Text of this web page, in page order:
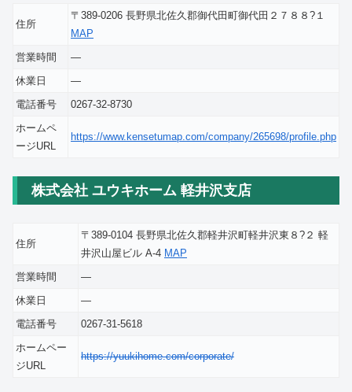
住所
〒389-0206 長野県北佐久郡御代田町御代田２７８８?１
MAP
営業時間
―
休業日
―
電話番号
0267-32-8730
ホームペ
ージURL
https://www.kensetumap.com/company/265698/profile.php
株式会社 ユウキホーム 軽井沢支店
住所
〒389-0104 長野県北佐久郡軽井沢町軽井沢東８?２ 軽
井沢山屋ビル A-4 MAP
営業時間
―
休業日
―
電話番号
0267-31-5618
ホームペー
ジURL
https://yuukihome.com/corporate/